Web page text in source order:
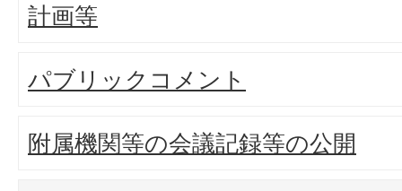
計画等
パブリックコメント
附属機関等の会議記録等の公開